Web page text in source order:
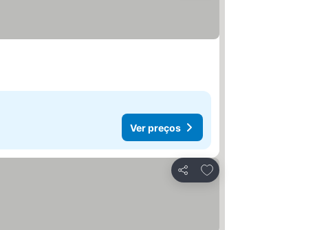
Ver preços
Partilhar
Adicionar aos favoritos